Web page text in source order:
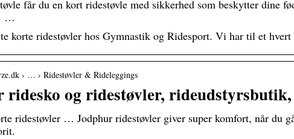
får du en kort ridestøvle med sikkerhed som beskytter
…
korte ridestøvler hos Gymnastik og Ridesport. Vi har til et
› … › Ridestøvler & Rideleggings
ridesko og ridestøvler,
ridestøvler … Jodphur ridestøvler giver super komfort, når